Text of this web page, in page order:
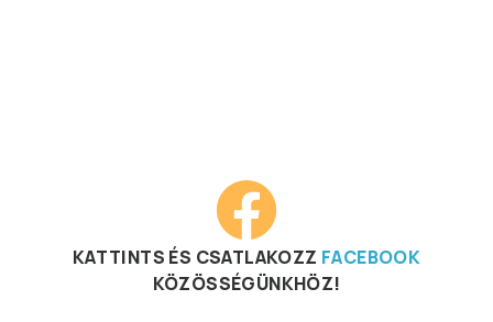
KATTINTS ÉS CSATLAKOZZ FACEBOOK
KÖZÖSSÉGÜNKHÖZ!